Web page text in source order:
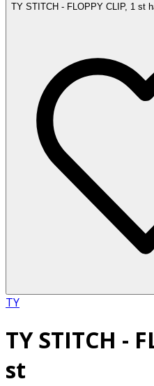
TY STITCH - FLOPPY CLIP, 1 st
TY
TY STITCH -
st